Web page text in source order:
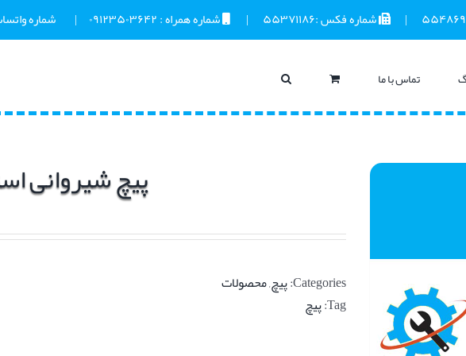
      |
شماره فکس :۵۵۳۷۱۱۸۶
      |
شماره همراه : ۰۹۱۲۳۵۰۳۶۴۲
     |
شماره
تماس با ما
پیچ شیروانی
Categories: پیچ,محصولات
Tag: پیچ